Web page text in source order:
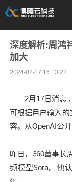
深度解析:周鸿
加大
2024-02-17 16:13:22
2月17日消息
可根据用户输入的
容。从OpenAI公
昨日，360董事长
频模型Sora。他